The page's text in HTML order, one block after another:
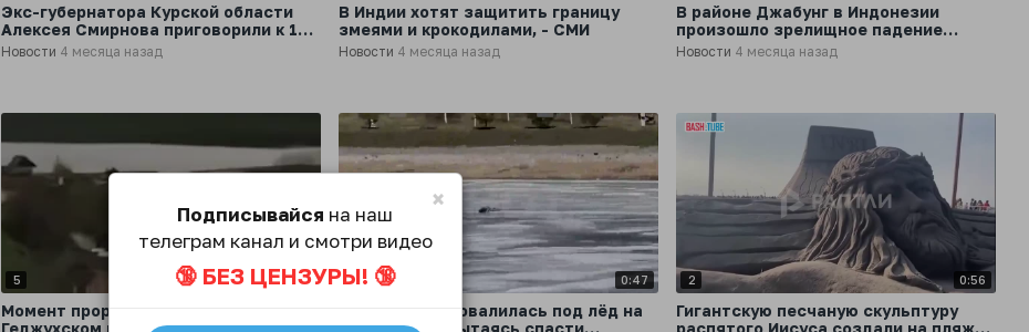
Экс-губернатора Курской области
Алексея Смирнова приговорили к 14
годам колонии строгого режима
Новости 4 месяца назад
В Индии хотят защитить границу
змеями и крокодилами, - СМИ
Новости 4 месяца назад
В районе Джабунг в Индонезии
произошло зрелищное падение
космического мусора
Новости 4 месяца назад
5 0:08
Момент прорыва дамбы на
Геджухском водохранилище в
4 0:47
Школьница провалилась под лёд на
озере в Уфе, пытаясь спасти
2 0:56
Гигантскую песчаную скульптуру
распятого Иисуса создали на пляже
×
Подписывайся на наш
телеграм канал и смотри видео
🔞 БЕЗ ЦЕНЗУРЫ! 🔞